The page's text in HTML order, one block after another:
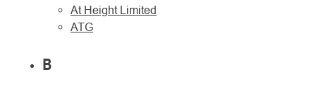
At Height Limited
ATG
B